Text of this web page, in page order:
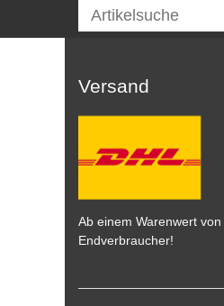
Versand
Ab einem Warenwert
Endverbraucher!